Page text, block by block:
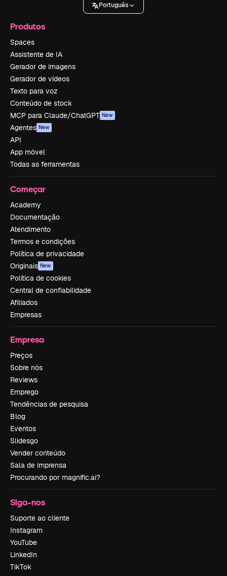
Português
Produtos
Spaces
Assistente de IA
Gerador de imagens
Gerador de vídeos
Texto para voz
Conteúdo de stock
MCP para Claude/ChatGPT New
Agentes New
API
App móvel
Todas as ferramentas
Começar
Academy
Documentação
Atendimento
Termos e condições
Política de privacidade
Originais New
Política de cookies
Central de confiabilidade
Afiliados
Empresas
Empresa
Preços
Sobre nós
Reviews
Emprego
Tendências de pesquisa
Blog
Eventos
Slidesgo
Vender conteúdo
Sala de imprensa
Procurando por magnific.ai?
Siga-nos
Suporte ao cliente
Instagram
YouTube
LinkedIn
TikTok